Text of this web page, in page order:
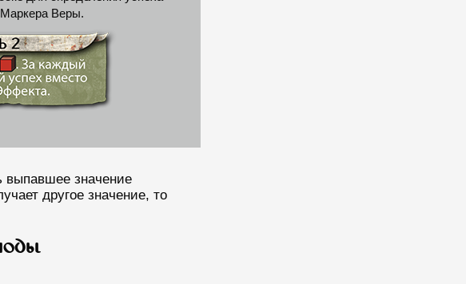
Маркера Веры.
выпавшее значение
другое значение, то